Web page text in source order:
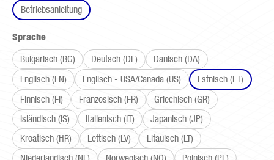
Betriebsanleitung
Spracheauswählen
Bulgarisch (BG)
Deutsch (DE)
Dänisch (DA)
Englisch (EN)
Englisch - USA/Canada (US)
Estnisch (ET)
Finnisch (FI)
Französisch (FR)
Griechisch (GR)
Isländisch (IS)
Italienisch (IT)
Japanisch (JP)
Kroatisch (HR)
Lettisch (LV)
Litauisch (LT)